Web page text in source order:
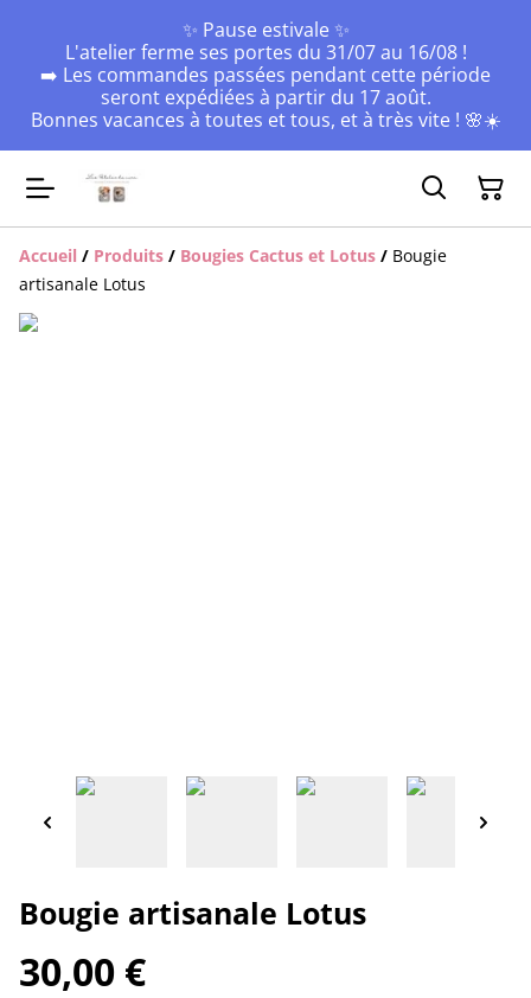
✨ Pause estivale ✨
L'atelier ferme ses portes du 31/07 au 16/08 !
➡️ Les commandes passées pendant cette période
seront expédiées à partir du 17 août.
Bonnes vacances à toutes et tous, et à très vite ! 🌸☀️
Accueil / Produits / Bougies Cactus et Lotus / Bougie
artisanale Lotus
Bougie artisanale Lotus
30,00 €